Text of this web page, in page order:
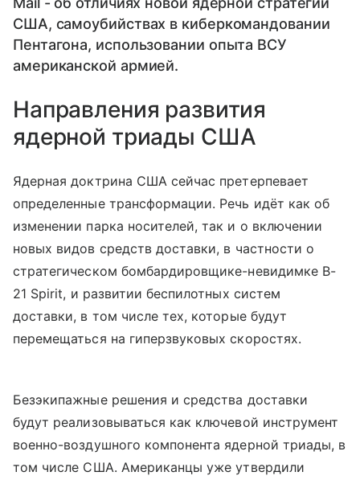
США, самоубийствах в киберкомандовании
Пентагона, использовании опыта ВСУ
американской армией.
Направления развития
ядерной триады США
Ядерная доктрина США сейчас претерпевает
определенные трансформации. Речь идёт как об
изменении парка носителей, так и о включении
новых видов средств доставки, в частности о
стратегическом бомбардировщике-невидимке B-
21 Spirit, и развитии беспилотных систем
доставки, в том числе тех, которые будут
перемещаться на гиперзвуковых скоростях.
Безэкипажные решения и средства доставки
будут реализовываться как ключевой инструмент
военно-воздушного компонента ядерной триады, в
том числе США. Американцы уже утвердили